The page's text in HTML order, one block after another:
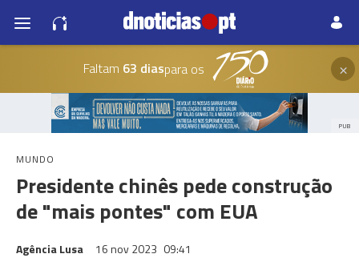
Faltam 63 diaspara os ×
PUB
MUNDO
Presidente chinês pede construção
de "mais pontes" com EUA
Agência Lusa 16 nov 2023 09:41